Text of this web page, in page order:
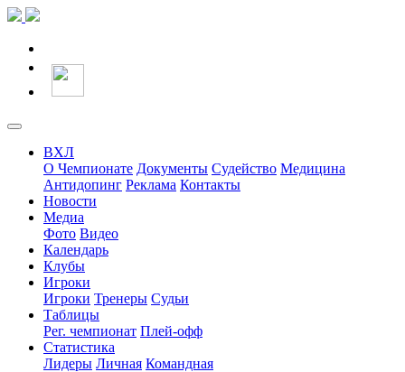
ВХЛ
О Чемпионате Документы Судейство Медицина
Антидопинг Реклама Контакты
Новости
Медиа
Фото Видео
Календарь
Клубы
Игроки
Игроки Тренеры Судьи
Таблицы
Рег. чемпионат Плей-офф
Статистика
Лидеры Личная Командная